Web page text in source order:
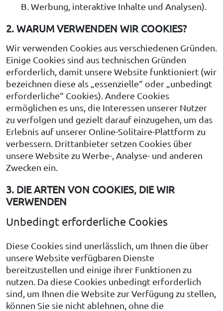
B. Werbung, interaktive Inhalte und Analysen).
2. WARUM VERWENDEN WIR COOKIES?
Wir verwenden Cookies aus verschiedenen Gründen.
Einige Cookies sind aus technischen Gründen
erforderlich, damit unsere Website funktioniert (wir
bezeichnen diese als „essenzielle“ oder „unbedingt
erforderliche“ Cookies). Andere Cookies
ermöglichen es uns, die Interessen unserer Nutzer
zu verfolgen und gezielt darauf einzugehen, um das
Erlebnis auf unserer Online-Solitaire-Plattform zu
verbessern. Drittanbieter setzen Cookies über
unsere Website zu Werbe-, Analyse- und anderen
Zwecken ein.
3. DIE ARTEN VON COOKIES, DIE WIR
VERWENDEN
Unbedingt erforderliche Cookies
Diese Cookies sind unerlässlich, um Ihnen die über
unsere Website verfügbaren Dienste
bereitzustellen und einige ihrer Funktionen zu
nutzen. Da diese Cookies unbedingt erforderlich
sind, um Ihnen die Website zur Verfügung zu stellen,
können Sie sie nicht ablehnen, ohne die